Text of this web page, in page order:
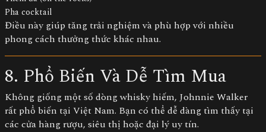
Pha cocktail
Điều này giúp tăng trải nghiệm và phù hợp với nhiều
phong cách thưởng thức khác nhau.
8. Phổ Biến Và Dễ Tìm Mua
Không giống một số dòng whisky hiếm, Johnnie Walker
rất phổ biến tại Việt Nam. Bạn có thể dễ dàng tìm thấy tại
các cửa hàng rượu, siêu thị hoặc đại lý uy tín.